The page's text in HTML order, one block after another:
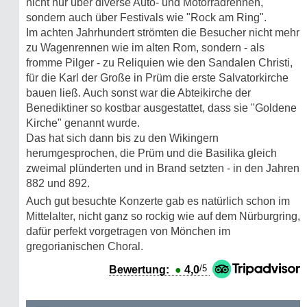
nicht nur über diverse Auto- und Motorradrennen,
sondern auch über Festivals wie "Rock am Ring".
Im achten Jahrhundert strömten die Besucher nicht mehr
zu Wagenrennen wie im alten Rom, sondern - als
fromme Pilger - zu Reliquien wie den Sandalen Christi,
für die Karl der Große in Prüm die erste Salvatorkirche
bauen ließ. Auch sonst war die Abteikirche der
Benediktiner so kostbar ausgestattet, dass sie "Goldene
Kirche" genannt wurde.
Das hat sich dann bis zu den Wikingern
herumgesprochen, die Prüm und die Basilika gleich
zweimal plünderten und in Brand setzten - in den Jahren
882 und 892.
Auch gut besuchte Konzerte gab es natürlich schon im
Mittelalter, nicht ganz so ro‍ckig wie auf dem Nürburgring,
dafür perfekt vorgetragen von Mönchen im
gregorianischen Choral.
Bewertung: ● 4,0/5